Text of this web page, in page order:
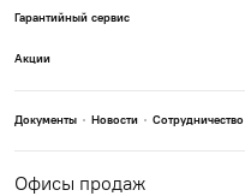
Гарантийный сервис
Акции
Документы Новости Сотрудничество
Офисы продаж